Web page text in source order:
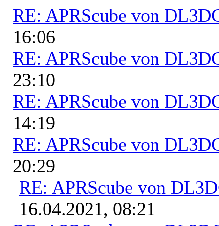
RE: APRScube von
16:06
RE: APRScube von
23:10
RE: APRScube von
14:19
RE: APRScube von
20:29
RE: APRScube von
16.04.2021, 08:21